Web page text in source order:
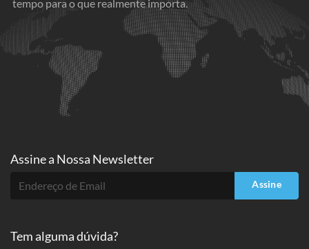
tempo para o que realmente importa.
Assine a Nossa Newsletter
Assine
Tem alguma dúvida?